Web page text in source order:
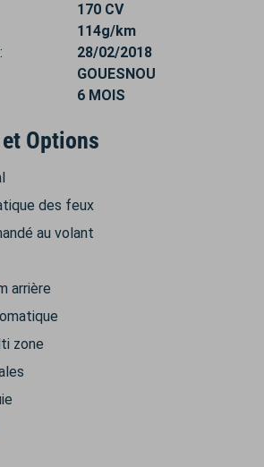
170 CV
114g/km
28/02/2018
GOUESNOU
6 MOIS
Options
des feux
au volant
arrière
zone